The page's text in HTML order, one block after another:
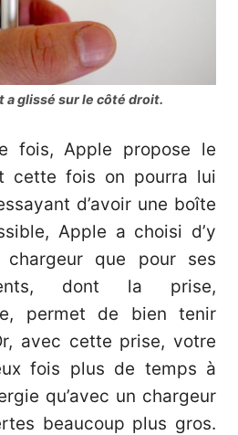
glissé sur le côté droit.
fois, Apple propose le
cette fois on pourra lui
d’avoir une boîte
Apple a choisi d’y
que pour ses
dont la prise,
permet de bien tenir
avec cette prise, votre
fois plus de temps à
qu’avec un chargeur
beaucoup plus gros.